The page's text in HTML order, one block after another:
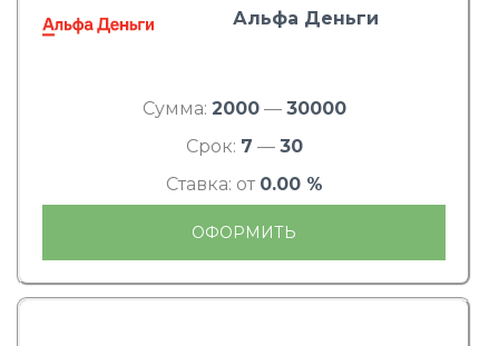
Альфа Деньги
Сумма: 2000— 30000
Срок: 7 — 30
Ставка: от 0.00 %
ОФОРМИТЬ